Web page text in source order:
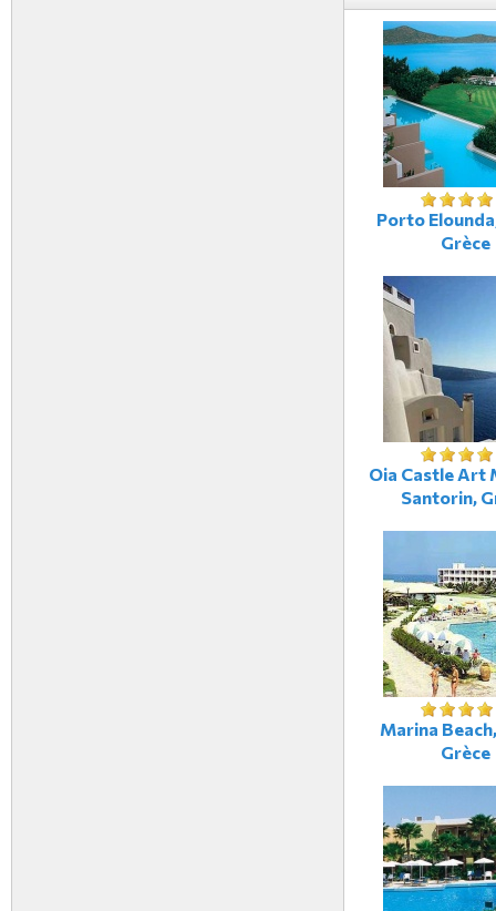
Porto
Grèce
Oia Castle Art
Santorin,
Marina
Grèce